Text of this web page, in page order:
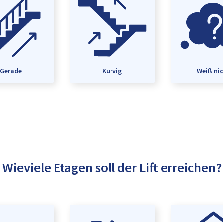
Gerade Kurvig Weiß
Wieviele Etagen soll der Lift erreichen?